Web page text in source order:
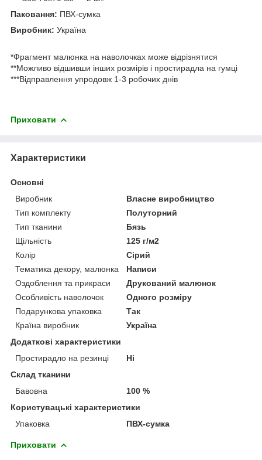
Паковання: ПВХ-сумка
Виробник: Україна
*Фрагмент малюнка на наволочках може відрізнятися
**Можливо відшивши інших розмірів і простирадла на гумці
***Відправлення упродовж 1-3 робочих днів
Приховати
Характеристики
Основні
Виробник
Власне виробництво
Тип комплекту
Полуторний
Тип тканини
Бязь
Щільність
125 г/м2
Колір
Сірий
Тематика декору, малюнка
Написи
Оздоблення та прикраси
Друкований малюнок
Особливість наволочок
Одного розміру
Подарункова упаковка
Так
Країна виробник
Україна
Додаткові характеристики
Простирадло на резинці
Ні
Склад тканини
Бавовна
100 %
Користувацькі характеристики
Упаковка
ПВХ-сумка
Приховати